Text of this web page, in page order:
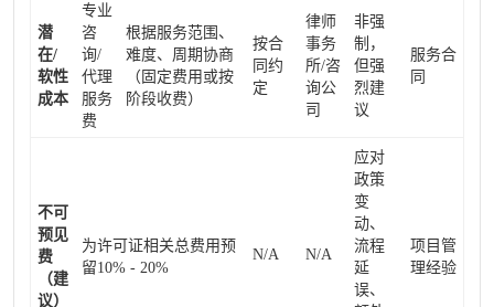
潜
在/
软性
成本
专业
咨
询/
代理
服务
费
根据服务范围、
难度、周期协商
（固定费用或按
阶段收费）
按合
同约
定
律师
事务
所/咨
询公
司
非强
制，
但强
烈建
议
服务合
同
不可
预见
费
（建
议）
为许可证相关总费用预
留10% - 20%
N/A N/A
应对
政策
变
动、
流程
延
误、
项目管
理经验